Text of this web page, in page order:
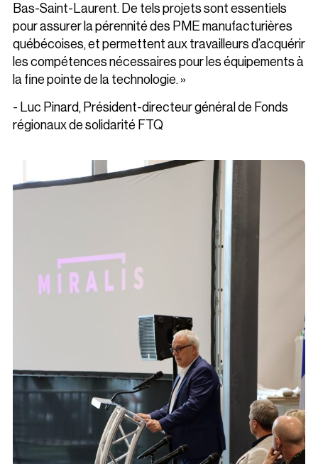
Bas-Saint-Laurent. De tels projets sont essentiels
pour assurer la pérennité des PME manufacturières
québécoises, et permettent aux travailleurs d’acquérir
les compétences nécessaires pour les équipements à
la fine pointe de la technologie. »
- Luc Pinard, Président-directeur général de Fonds
régionaux de solidarité FTQ